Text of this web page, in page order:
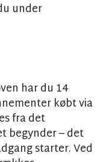
under
har du 14
købt via
fra det
begynder – det
starter. Ved